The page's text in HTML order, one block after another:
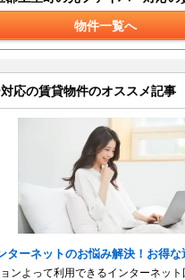
物件一覧へ
応の賃貸物件のオススメ記事
ターネットのお悩み解決！お得
ンよって利用できるインターネット